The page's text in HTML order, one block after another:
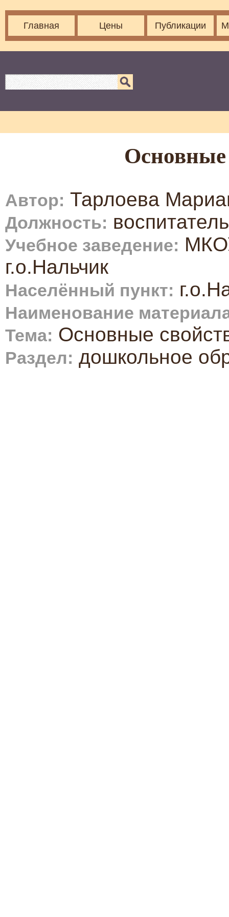
Главная Цены Публикации
Основные
Автор: Тарлоева
Должность: воспитатель
Учебное заведение:
г.о.Нальчик
Населённый пункт:
Наименование
Тема: Основные
Раздел: дошкольное